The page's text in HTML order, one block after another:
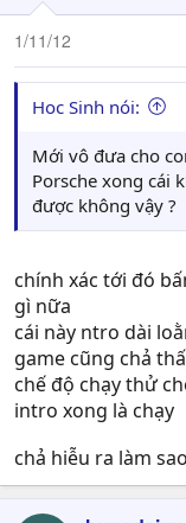
1/11/12
Hoc Sinh nói:
Mới vô đưa cho
Porsche xong cái
được không vậy ?
chính xác tới đó
gì nữa
cái này ntro dài
game cũng chả
chế độ chạy thử
intro xong là chạy
chả hiễu ra làm